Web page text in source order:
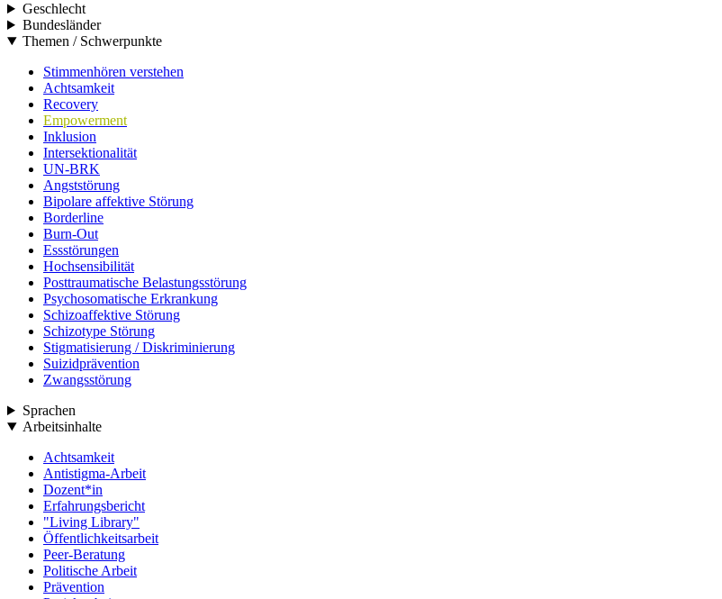
Geschlecht
Bundesländer
Themen / Schwerpunkte
Stimmenhören verstehen
Achtsamkeit
Recovery
Empowerment
Inklusion
Intersektionalität
UN-BRK
Angststörung
Bipolare affektive Störung
Borderline
Burn-Out
Essstörungen
Hochsensibilität
Posttraumatische Belastungsstörung
Psychosomatische Erkrankung
Schizoaffektive Störung
Schizotype Störung
Stigmatisierung / Diskriminierung
Suizidprävention
Zwangsstörung
Sprachen
Arbeitsinhalte
Achtsamkeit
Antistigma-Arbeit
Dozent*in
Erfahrungsbericht
"Living Library"
Öffentlichkeitsarbeit
Peer-Beratung
Politische Arbeit
Prävention